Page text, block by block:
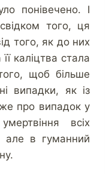
понівечено. І
того, ця
того, як до них
каліцтва стала
щоб більше
випадки, як із
про випадок у
всіх
але в гуманний